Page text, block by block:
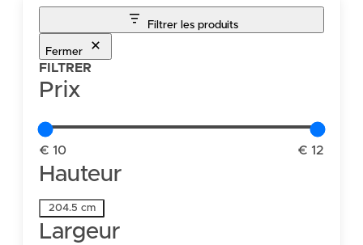
Filtrer les produits
Fermer
FILTRER
Prix
€ 10 € 12
Hauteur
Hauteur
204.5 cm
Largeur